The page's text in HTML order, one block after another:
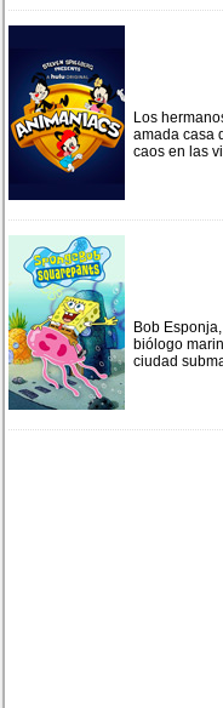
Los
amada casa
caos en las
Bob
biólogo
ciudad